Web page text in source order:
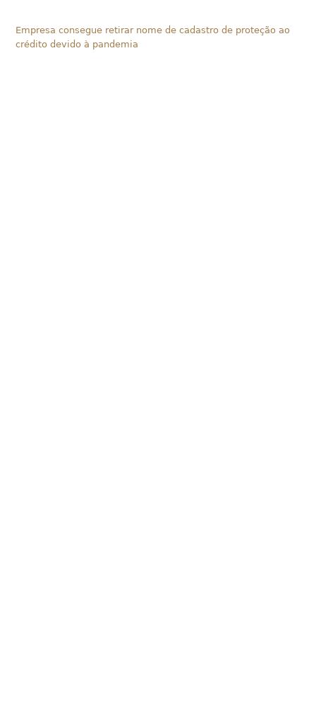
Empresa consegue retirar nome de cadastro de proteção ao
crédito devido à pandemia